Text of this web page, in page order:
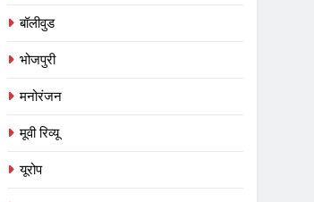
बॉलीवुड
भोजपुरी
मनोरंजन
मूवी रिव्यू
यूरोप